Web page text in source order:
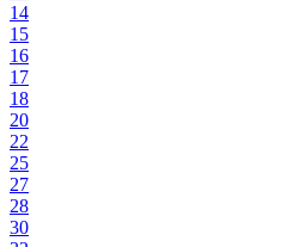
14
15
16
17
18
20
22
25
27
28
30